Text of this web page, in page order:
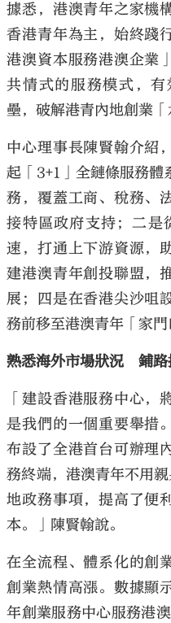
據悉，港澳青年之家機
香港青年為主，始終踐
港澳資本服務港澳企業
共情式的服務模式，
壘，破解港青內地創業「
中心理事長陳賢翰介紹
起「3+1」全鏈條服務
務，覆蓋工商、稅務、
接特區政府支持；二是
速，打通上下游資源，
建港澳青年創投聯盟，
展；四是在香港尖沙咀
務前移至港澳青年「家門
熟悉海外市場狀況 鋪路
「建設香港服務中心，
是我們的一個重要舉措
布設了全港首台可辦理
務終端，港澳青年不用
地政務事項，提高了便
本。」陳賢翰說。
在全流程、體系化的創
創業熱情高漲。數據顯
年創業服務中心服務港